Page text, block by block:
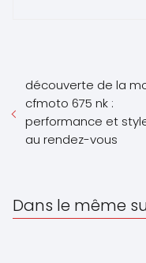
découverte de la
cfmoto 675 nk :
performance et
au rendez-vous
Dans le même